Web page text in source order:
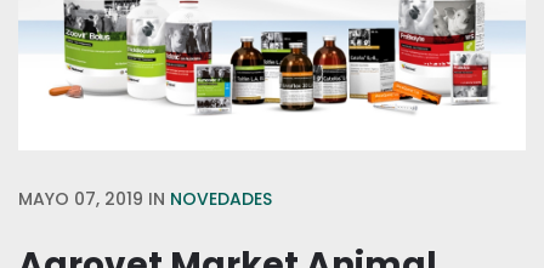
MAYO 07, 2019 IN NOVEDADES